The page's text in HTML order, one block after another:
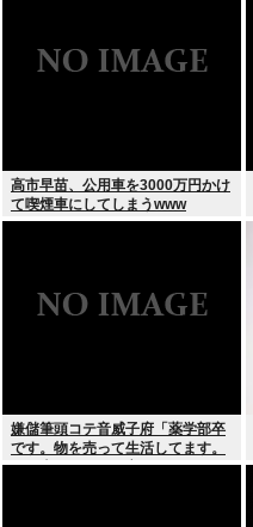
高市早苗、公用車を3000万円かけ
て喫煙車にしてしまうwww
嫌儲筆頭コテ音威子府「薬学部卒
です。物を売って生活してます。
何を売ってるかは言えません」